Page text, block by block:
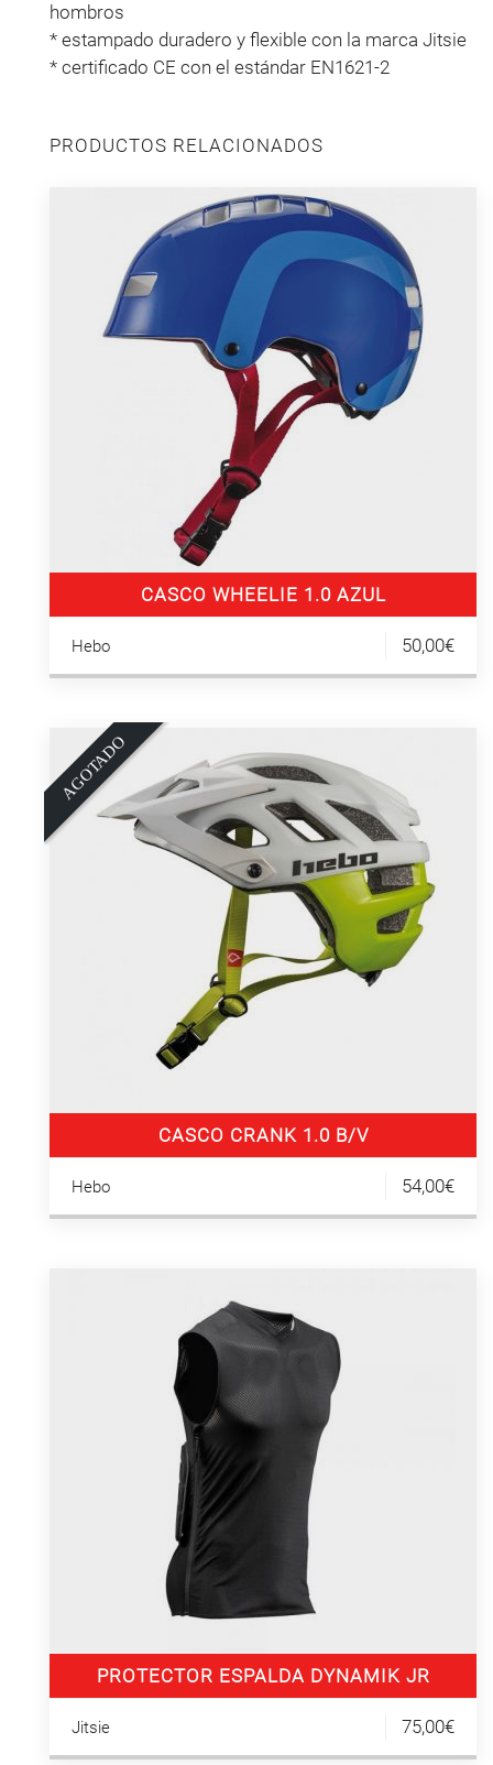
hombros
* estampado duradero y flexible con la marca Jitsie
* certificado CE con el estándar EN1621-2
PRODUCTOS RELACIONADOS
CASCO WHEELIE 1.0 AZUL
Hebo 50,00€
A
G
O
T
A
D
O
CASCO CRANK 1.0 B/V
Hebo 54,00€
PROTECTOR ESPALDA DYNAMIK JR
Jitsie 75,00€